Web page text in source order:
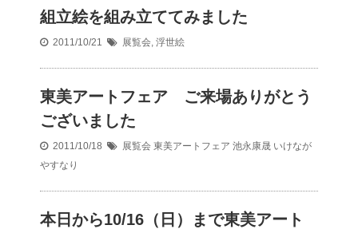
組立絵を組み立ててみました
2011/10/21 展覧会, 浮世絵
東美アートフェア ご来場ありがとう
ございました
2011/10/18 展覧会 東美アートフェア 池永康晟 いけなが
やすなり
本日から10/16（日）まで東美アート